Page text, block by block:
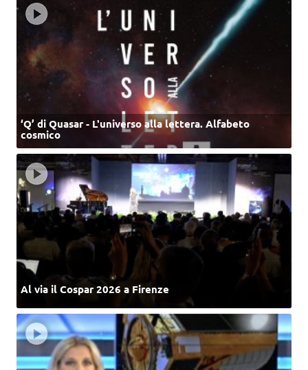
‘Q’ di Quasar - L'universo alla lettera. Alfabeto
cosmico
Al via il Cospar 2026 a Firenze